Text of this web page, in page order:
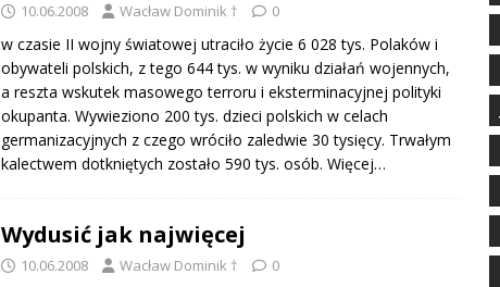
10.06.2008 Wacław Dominik † 0
w czasie II wojny światowej utraciło życie 6 028 tys. Polaków i
obywateli polskich, z tego 644 tys. w wyniku działań wojennych,
a reszta wskutek masowego terroru i eksterminacyjnej polityki
okupanta. Wywieziono 200 tys. dzieci polskich w celach
germanizacyjnych z czego wróciło zaledwie 30 tysięcy. Trwałym
kalectwem dotkniętych zostało 590 tys. osób. Więcej…
Wydusić jak najwięcej
10.06.2008 Wacław Dominik † 0